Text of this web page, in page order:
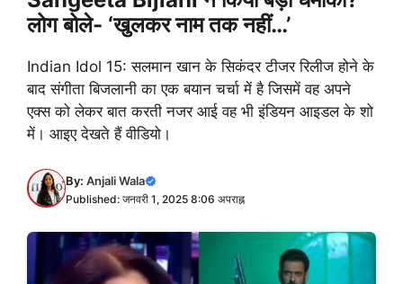
लोग बोले- ‘खुलकर नाम तक नहीं…’
Indian Idol 15: सलमान खान के सिकंदर टीजर रिलीज होने के
बाद संगीता बिजलानी का एक बयान चर्चा में है जिसमें वह अपने
एक्स को लेकर बात करती नजर आई वह भी इंडियन आइडल के शो
में। आइए देखते हैं वीडियो।
By: Anjali Wala
Published: जनवरी 1, 2025 8:06 अपराह्न